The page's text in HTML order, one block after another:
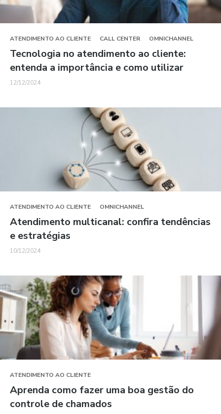
ATENDIMENTO AO CLIENTE CALL CENTER OMNICHANNEL
Tecnologia no atendimento ao cliente:
entenda a importância e como utilizar
12/12/2024
ATENDIMENTO AO CLIENTE OMNICHANNEL
Atendimento multicanal: confira tendências
e estratégias
10/12/2024
ATENDIMENTO AO CLIENTE
Aprenda como fazer uma boa gestão do
controle de chamados